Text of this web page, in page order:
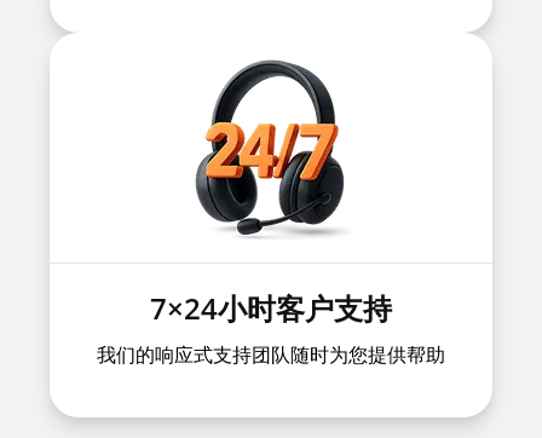
7×24小时客户支持
我们的响应式支持团队随时为您提供帮助